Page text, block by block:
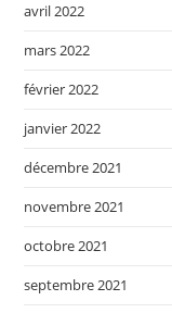
avril 2022
mars 2022
février 2022
janvier 2022
décembre 2021
novembre 2021
octobre 2021
septembre 2021